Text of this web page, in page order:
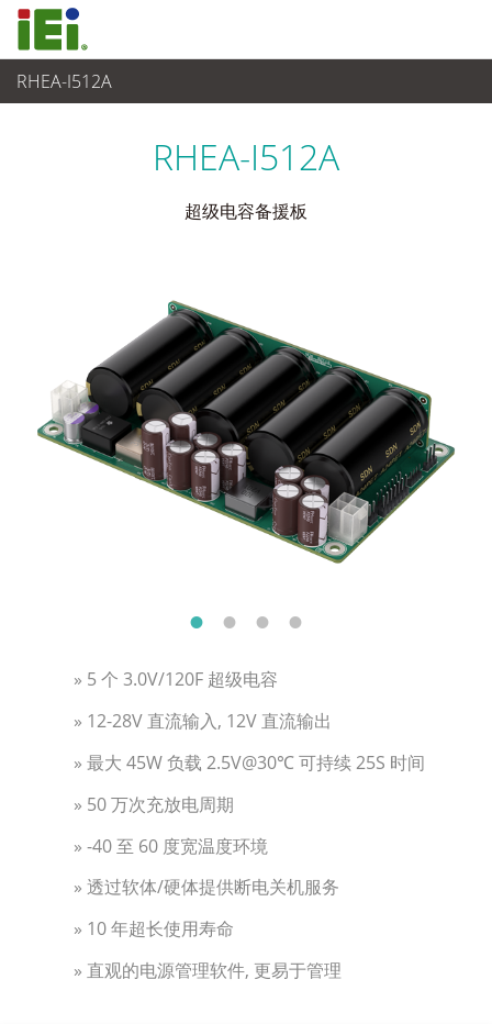
RHEA-I512A
电源供应器 > 超级电容模块
RHEA-I512A
超级电容备援板
» 5 个 3.0V/120F 超级电容
» 12-28V 直流输入, 12V 直流输出
» 最大 45W 负载 2.5V@30℃ 可持续 25S 时间
» 50 万次充放电周期
» -40 至 60 度宽温度环境
» 透过软体/硬体提供断电关机服务
» 10 年超长使用寿命
» 直观的电源管理软件, 更易于管理